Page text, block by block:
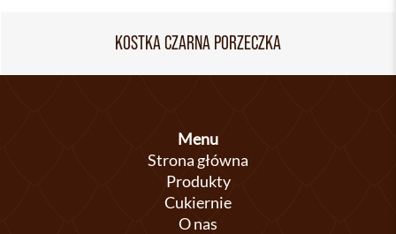
KOSTKA CZARNA PORZECZKA
Menu
Strona główna
Produkty
Cukiernie
O nas